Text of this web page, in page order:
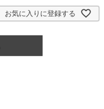
お気に入りに登録する